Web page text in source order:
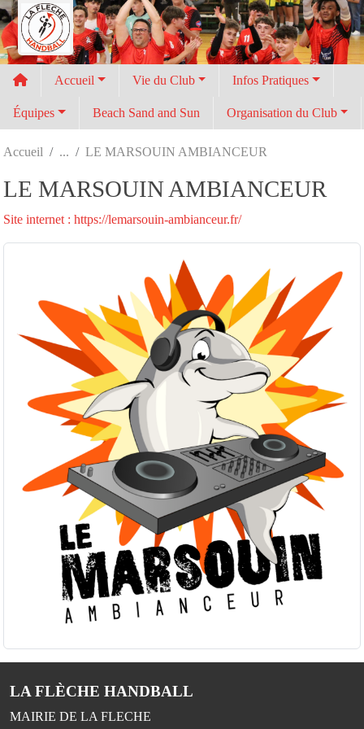
Accueil Vie du Club Infos Pratiques
Équipes Beach Sand and Sun Organisation du Club
Accueil LE MARSOUIN AMBIANCEUR
LE MARSOUIN AMBIANCEUR
Site internet : https://lemarsouin-ambianceur.fr/
LA FLÈCHE HANDBALL
MAIRIE DE LA FLECHE
Panneau de gestion des cookies